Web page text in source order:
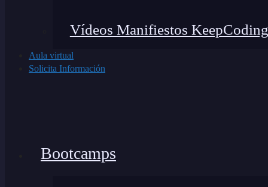
Vídeos Manifiestos KeepCoding
Aula virtual
Solicita Información
Bootcamps